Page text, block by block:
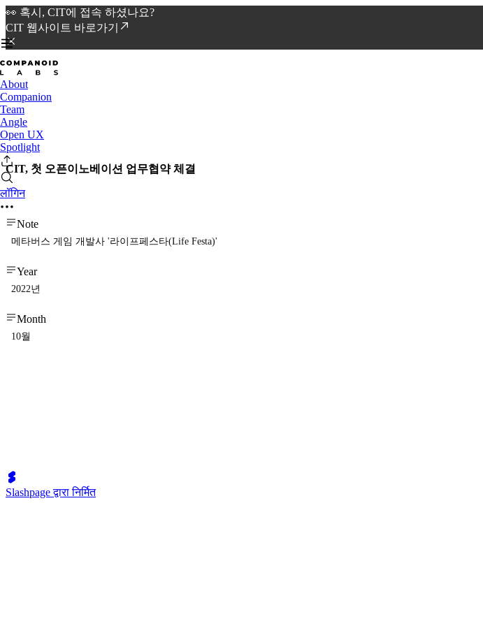
👀 혹시, CIT에 접속 하셨나요?
CIT 웹사이트 바로가기
About
Companion
Team
Angle
Open UX
Spotlight
लॉगिन
CIT, 첫 오픈이노베이션 업무협약 체결
Note
메타버스 게임 개발사 '라이프페스타(Life Festa)'
Year
2022년
Month
10월
Slashpage द्वारा निर्मित